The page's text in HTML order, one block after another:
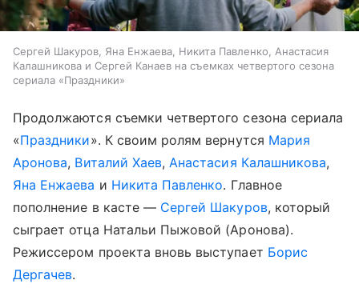
Сергей Шакуров, Яна Енжаева, Никита Павленко, Анастасия
Калашникова и Сергей Канаев на съемках четвертого сезона
сериала «Праздники»
Продолжаются съемки четвертого сезона сериала
«Праздники». К своим ролям вернутся Мария
Аронова, Виталий Хаев,Анастасия Калашникова,
Яна Енжаева и Никита Павленко. Главное
пополнение в касте — Сергей Шакуров, который
сыграет отца Натальи Пыжовой (Аронова).
Режиссером проекта вновь выступает Борис
Дергачев.